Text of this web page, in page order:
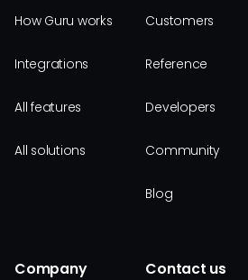
How Guru works
Integrations
All features
All solutions
Customers
Reference
Developers
Community
Blog
Company Contact us